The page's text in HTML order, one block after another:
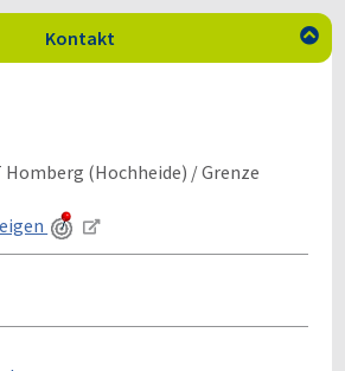
Kontakt 
Homberg (Hochheide) / Grenze